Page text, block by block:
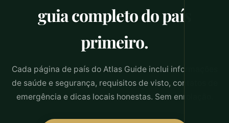
guia completo do país
primeiro.
Cada página de país do Atlas Guide inclui informações
de saúde e segurança, requisitos de visto, contatos de
emergência e dicas locais honestas. Sem enrolação.